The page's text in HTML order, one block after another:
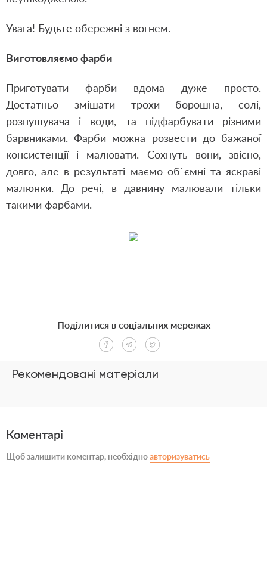
Увага! Будьте обережні з вогнем.
Виготовляємо фарби
Приготувати фарби вдома дуже просто.
Достатньо змішати трохи борошна, солі,
розпушувача і води, та підфарбувати різними
барвниками. Фарби можна розвести до бажаної
консистенції і малювати. Сохнуть вони, звісно,
довго, але в результаті маємо об`ємні та яскраві
малюнки. До речі, в давнину малювали тільки
такими фарбами.
Рекомендовані матеріали
Поділитися в соціальних мережах
Коментарі
Щоб залишити коментар, необхідноавторизуватись